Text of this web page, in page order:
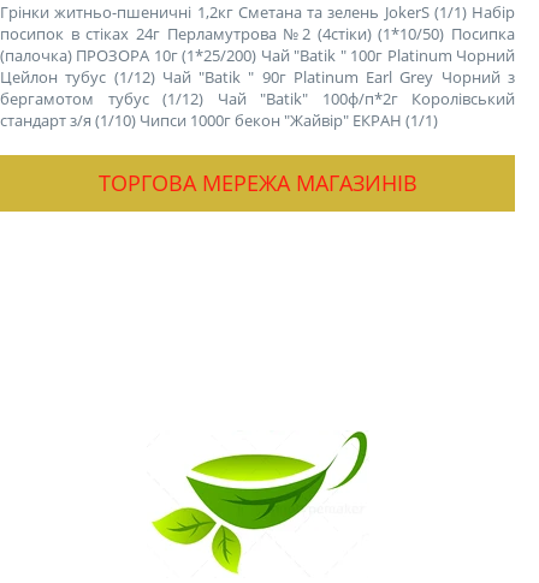
Грінки житньо-пшеничні 1,2кг Сметана та зелень JokerS (1/1) Набір
посипок в стіках 24г Перламутрова №2 (4стіки) (1*10/50) Посипка
(палочка) ПРОЗОРА 10г (1*25/200) Чай "Batik " 100г Platinum Чорний
Цейлон тубус (1/12) Чай "Batik " 90г Platinum Earl Grey Чорний з
бергамотом тубус (1/12)
Чай "Batik" 100ф/п*2г Королівський
стандарт з/я (1/10) Чипси 1000г бекон "Жайвір" ЕКРАН (1/1)
ТОРГОВА МЕРЕЖА МАГАЗИНІВ